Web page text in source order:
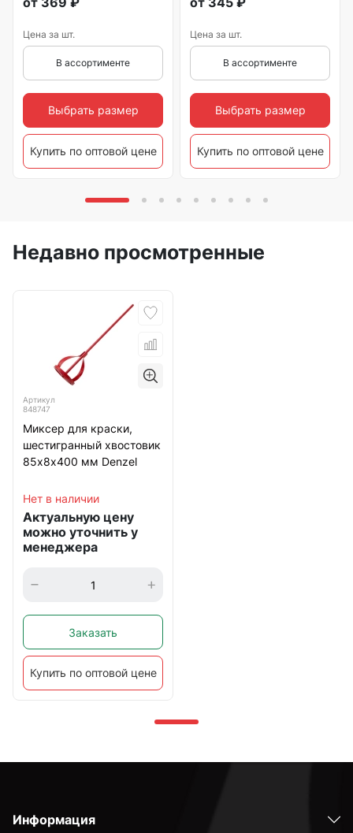
Цена за шт.
В ассортименте
Выбрать размер
Купить по оптовой цене
Цена за шт.
В ассортименте
Выбрать размер
Купить по оптовой цене
Недавно просмотренные
Артикул
848747
Миксер для краски,
шестигранный хвостовик
85х8х400 мм Denzel
Нет в наличии
Актуальную цену
можно уточнить у
менеджера
Заказать
Купить по оптовой цене
Информация